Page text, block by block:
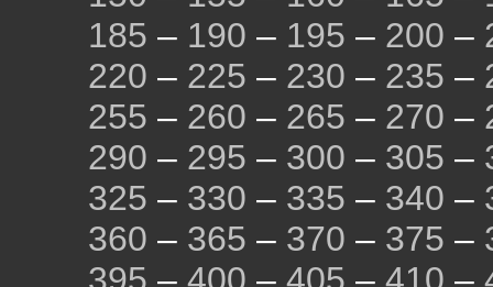
185 – 190 – 195 – 200 –
220 – 225 – 230 – 235 –
255 – 260 – 265 – 270 –
290 – 295 – 300 – 305 –
325 – 330 – 335 – 340 –
360 – 365 – 370 – 375 –